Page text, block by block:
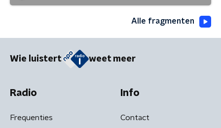
Alle fragmenten
Wie luistert weet meer
Radio
Frequenties
Info
Contact